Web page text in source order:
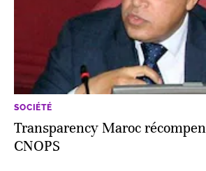
SOCIÉTÉ
Transparency Maroc
CNOPS